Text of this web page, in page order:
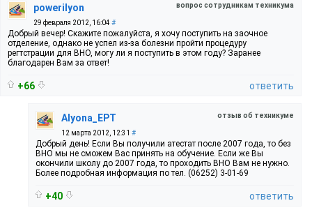
вопрос сотрудникам техникума
powerilyon
29 февраля 2012, 16:04 #
Добрый вечер! Скажите пожалуйста, я хочу поступить на заочное
отделение, однако не успел из-за болезни пройти процедуру
регтстрации для ВНО, могу ли я поступить в этом году? Заранее
благодарен Вам за ответ!
+66 ответить
отзыв об техникуме
Alyona_EPT
12 марта 2012, 12:31 #
Добрый день! Если Вы получили атестат после 2007 года, то без
ВНО мы не сможем Вас принять на обучение. Если же Вы
окончили школу до 2007 года, то проходить ВНО Вам не нужно.
Более подробная информация по тел. (06252) 3-01-69
+40 ответить